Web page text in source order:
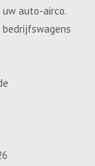
auto-airco.